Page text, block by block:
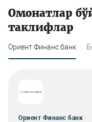
Омонатлар
таклифлар
Ориент Финанс банк
Ориент Финанс банк